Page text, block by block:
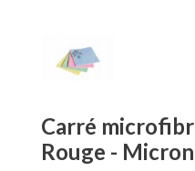
Carré
Rouge -